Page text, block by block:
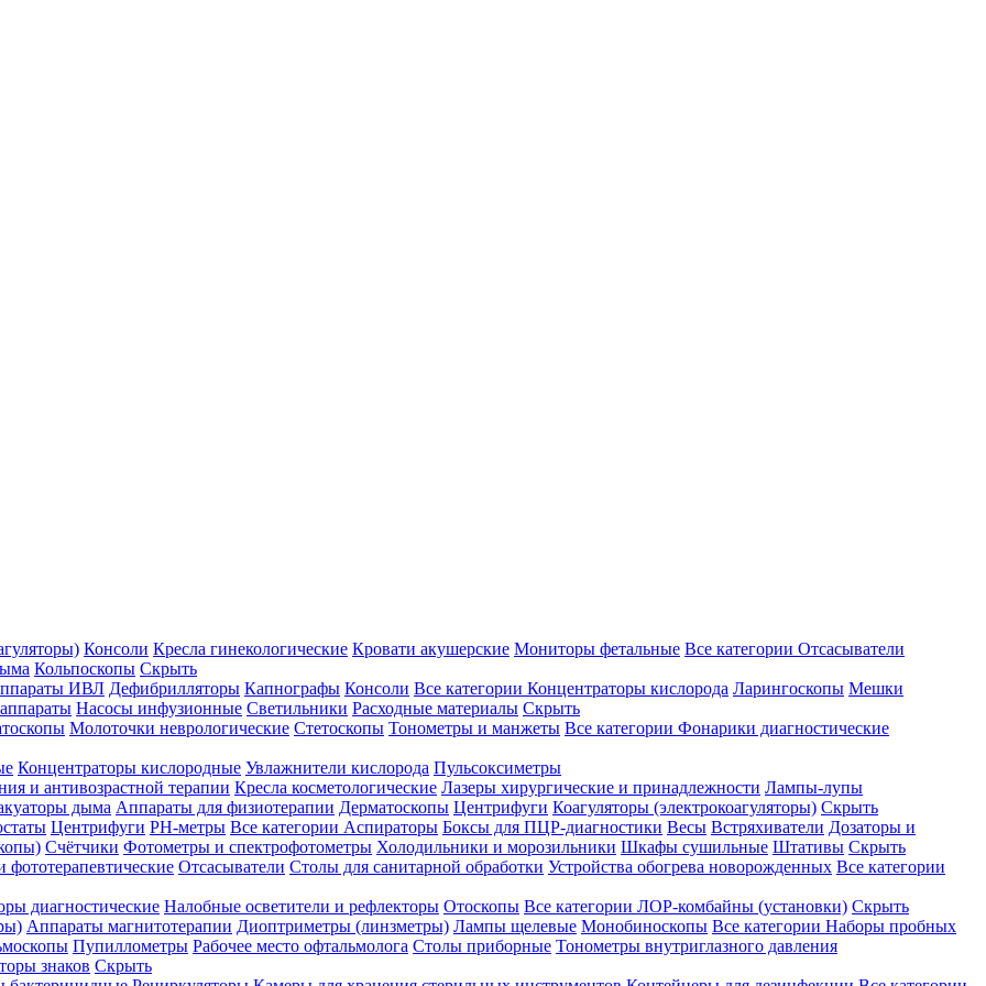
Консоли Кресла гинекологические Кровати акушерские Мониторы фетальные Все категории Отсасыватели
Кольпоскопы Скрыть
ИВЛ Дефибрилляторы Капнографы Консоли Все категории Концентраторы кислорода Ларингоскопы Мешки
Насосы инфузионные Светильники Расходные материалы Скрыть
Молоточки неврологические Стетоскопы Тонометры и манжеты Все категории Фонарики диагностические
Концентраторы кислородные Увлажнители кислорода Пульсоксиметры
и антивозрастной терапии Кресла косметологические Лазеры хирургические и принадлежности Лампы-лупы
дыма Аппараты для физиотерапии Дерматоскопы Центрифуги Коагуляторы (электрокоагуляторы) Скрыть
Центрифуги PH-метры Все категории Аспираторы Боксы для ПЦР-диагностики Весы Встряхиватели Дозаторы и
Счётчики Фотометры и спектрофотометры Холодильники и морозильники Шкафы сушильные Штативы Скрыть
фототерапевтические Отсасыватели Столы для санитарной обработки Устройства обогрева новорожденных Все категории
диагностические Налобные осветители и рефлекторы Отоскопы Все категории ЛОР-комбайны (установки) Скрыть
Аппараты магнитотерапии Диоптриметры (линзметры) Лампы щелевые Монобиноскопы Все категории Наборы пробных
Пупиллометры Рабочее место офтальмолога Столы приборные Тонометры внутриглазного давления
знаков Скрыть